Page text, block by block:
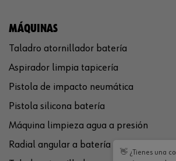
MÁQUINAS
Taladro atornillador batería
Aspirador limpia tapicería
Pistola de impacto neumática
Pistola silicona batería
Máquina limpieza agua a presión
Radial angular a batería
👋 ¿Tienes una